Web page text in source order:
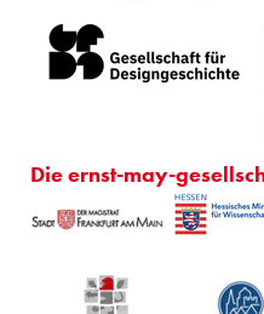
Die ernst-may-